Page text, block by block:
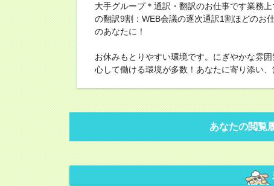
大手グループ＊通訳・翻訳のお仕事です業務
の翻訳9割：WEB会議の逐次通訳1割ほどのお
のあなたに！
お休みもとりやすい環境です。にぎやかな雰
心して働ける環境が多数！あなたに寄り添い
あなたの閲覧